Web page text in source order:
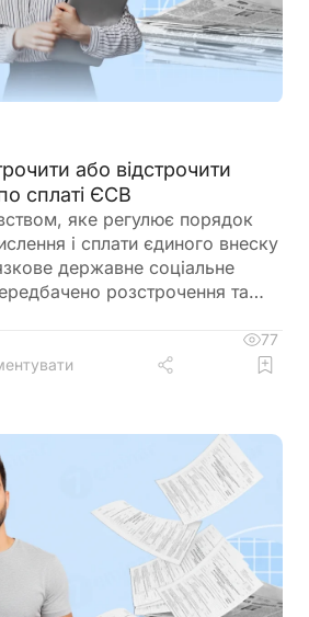
або відстрочити
сплаті ЄСВ
яке регулює порядок
і сплати єдиного внеску
державне соціальне
розстрочення та
77